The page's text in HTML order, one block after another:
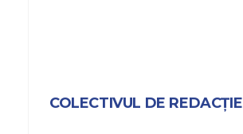
COLECTIVUL DE REDACȚIE